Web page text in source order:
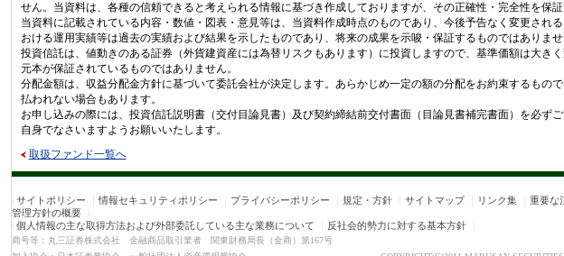
せん。当資料は、各種の信頼できると考えられる情報に基づき作成しておりますが、その正確性・完全性を保証
当資料に記載されている内容・数値・図表・意見等は、当資料作成時点のものであり、今後予告なく変更され
おける運用実績等は過去の実績および結果を示したものであり、将来の成果を示唆・保証するものではありませ
投資信託は、値動きのある証券（外貨建資産には為替リスクもあります）に投資しますので、基準価額は大きく
元本が保証されているものではありません。
分配金額は、収益分配金方針に基づいて委託会社が決定します。あらかじめ一定の額の分配をお約束するもの
払われない場合もあります。
お申し込みの際には、投資信託説明書（交付目論見書）及び契約締結前交付書面（目論見書補完書面）を必ず
自身でなさいますようお願いいたします。
取扱ファンド一覧へ
サイトポリシー ｜情報セキュリティポリシー プライバシーポリシー 規定・方針｜ サイトマップ｜ リンク集｜ 重要な
管理方針の概要｜
個人情報の主な取得方法および外部委託している主な業務について 反社会的勢力に対する基本方針｜
商号等：丸三証券株式会社 金融商品取引業者 関東財務局長（金商）第167号